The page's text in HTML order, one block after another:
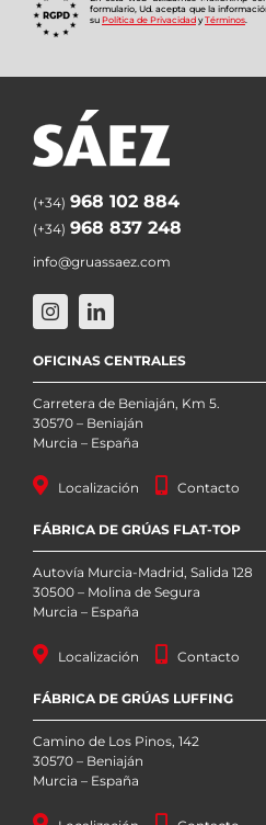
formulario, Ud. acepta que la
su Política de PrivacidadyTérminos.
(+34) 968 102 884
(+34) 968 837 248
info@gruassaez.com
OFICINAS CENTRALES
Carretera de Beniaján, Km 5.
30570 – Beniaján
Murcia – España
Localización Contacto
FÁBRICA DE GRÚAS FLAT-TOP
Autovía Murcia-Madrid, Salida 128
30500 – Molina de Segura
Murcia – España
Localización Contacto
FÁBRICA DE GRÚAS LUFFING
Camino de Los Pinos, 142
30570 – Beniaján
Murcia – España
Información sobre